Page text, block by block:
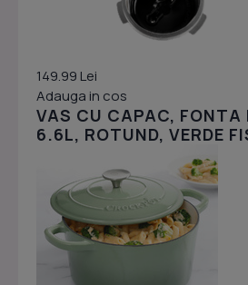
149.99 Lei
Adauga in cos
VAS CU CAPAC, FONTA
6.6L, ROTUND, VERDE